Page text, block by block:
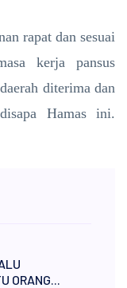
rapat dan sesuai
kerja pansus
diterima dan
Hamas ini.
ORANG...